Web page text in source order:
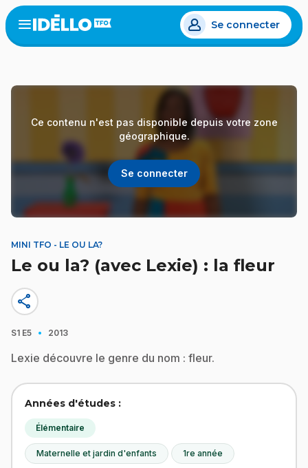
Aller
au
contenu
Open
menu
Se connecter
Ce contenu n'est pas disponible depuis votre zone
géographique.
Se connecter
MINI TFO - LE OU LA?
Le ou la? (avec Lexie) : la fleur
share
S1 E5 · 2013
Lexie découvre le genre du nom : fleur.
Années d'études :
Élémentaire
Maternelle et jardin d'enfants 1re année